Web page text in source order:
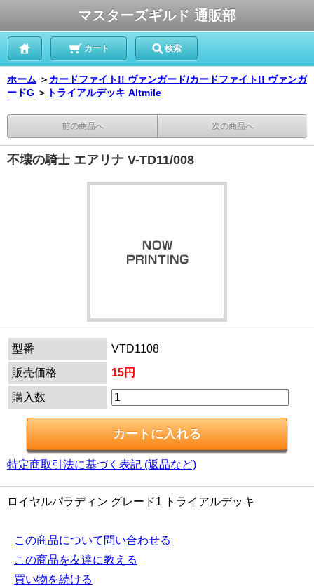
マスターズギルド 通販部
カート 検索
ホーム ＞ カードファイト!! ヴァンガード/カードファイト!! ヴァンガ
ードG ＞ トライアルデッキ Altmile
前の商品へ 次の商品へ
不壊の騎士 エアリナ V-TD11/008
型番
VTD1108
販売価格
15円
購入数
特定商取引法に基づく表記 (返品など)
ロイヤルパラディン グレード1 トライアルデッキ
この商品について問い合わせる
この商品を友達に教える
買い物を続ける